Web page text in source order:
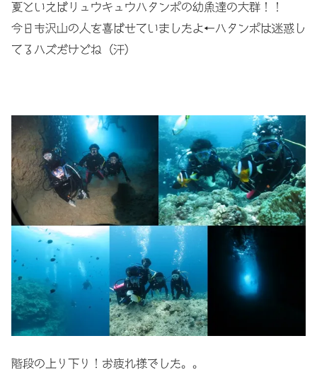
夏といえばリュウキュウハタンポの幼魚達の大群！！
今日も沢山の人を喜ばせていましたよ←ハタンポは迷惑し
てるハズだけどね（汗）
階段の上り下り！お疲れ様でした。。